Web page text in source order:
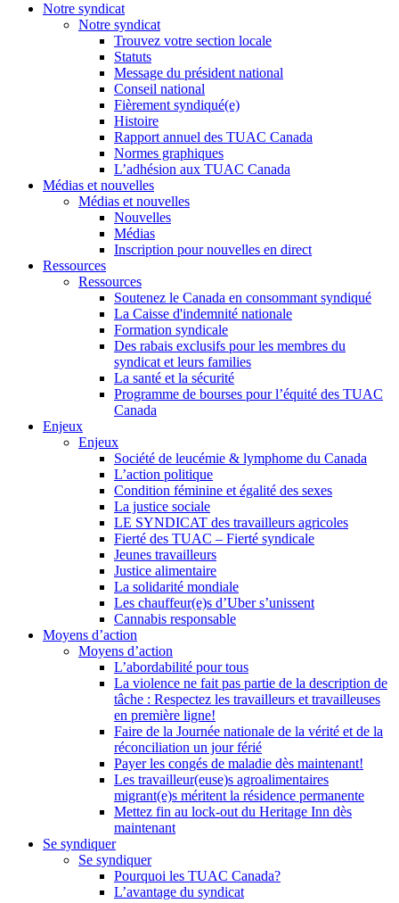
Notre syndicat
Notre syndicat
Trouvez votre section locale
Statuts
Message du président national
Conseil national
Fièrement syndiqué(e)
Histoire
Rapport annuel des TUAC Canada
Normes graphiques
L’adhésion aux TUAC Canada
Médias et nouvelles
Médias et nouvelles
Nouvelles
Médias
Inscription pour nouvelles en direct
Ressources
Ressources
Soutenez le Canada en consommant syndiqué
La Caisse d'indemnité nationale
Formation syndicale
Des rabais exclusifs pour les membres du
syndicat et leurs families
La santé et la sécurité
Programme de bourses pour l’équité des TUAC
Canada
Enjeux
Enjeux
Société de leucémie & lymphome du Canada
L’action politique
Condition féminine et égalité des sexes
La justice sociale
LE SYNDICAT des travailleurs agricoles
Fierté des TUAC – Fierté syndicale
Jeunes travailleurs
Justice alimentaire
La solidarité mondiale
Les chauffeur(e)s d’Uber s’unissent
Cannabis responsable
Moyens d’action
Moyens d’action
L’abordabilité pour tous
La violence ne fait pas partie de la description de
tâche : Respectez les travailleurs et travailleuses
en première ligne!
Faire de la Journée nationale de la vérité et de la
réconciliation un jour férié
Payer les congés de maladie dès maintenant!
Les travailleur(euse)s agroalimentaires
migrant(e)s méritent la résidence permanente
Mettez fin au lock-out du Heritage Inn dès
maintenant
Se syndiquer
Se syndiquer
Pourquoi les TUAC Canada?
L’avantage du syndicat